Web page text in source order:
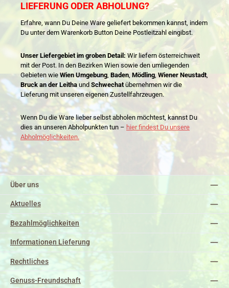
LIEFERUNG ODER ABHOLUNG?
Erfahre, wann Du Deine Ware geliefert bekommen kannst, indem
Du unter dem Warenkorb Button Deine Postleitzahl eingibst.
Unser Liefergebiet im groben Detail: Wir liefern österreichweit
mit der Post. In den Bezirken Wien sowie den umliegenden
Gebieten wie Wien Umgebung Baden Mödling Wiener Neustadt,
Bruck an der Leitha und Schwechat übernehmen wir die
Lieferung mit unseren eigenen Zustellfahrzeugen.
Wenn Du die Ware lieber selbst abholen möchtest, kannst Du
dies an unseren Abholpunkten tun – hier findest Du unsere
Abholmöglichkeiten.
Über uns
Aktuelles
Bezahlmöglichkeiten
Informationen Lieferung
Rechtliches
Genuss-Freundschaft